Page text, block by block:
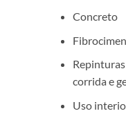
Concreto
corrida e
Uso